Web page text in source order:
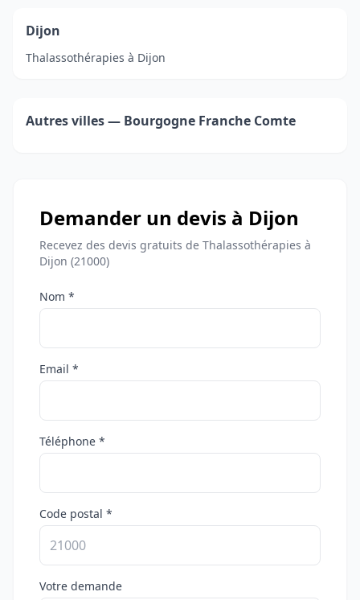
Dijon
Thalassothérapies à Dijon
Autres villes — Bourgogne Franche Comte
Demander un devis à Dijon
Recevez des devis gratuits de Thalassothérapies à
Dijon (21000)
Nom *
Email *
Téléphone *
Code postal *
Votre demande